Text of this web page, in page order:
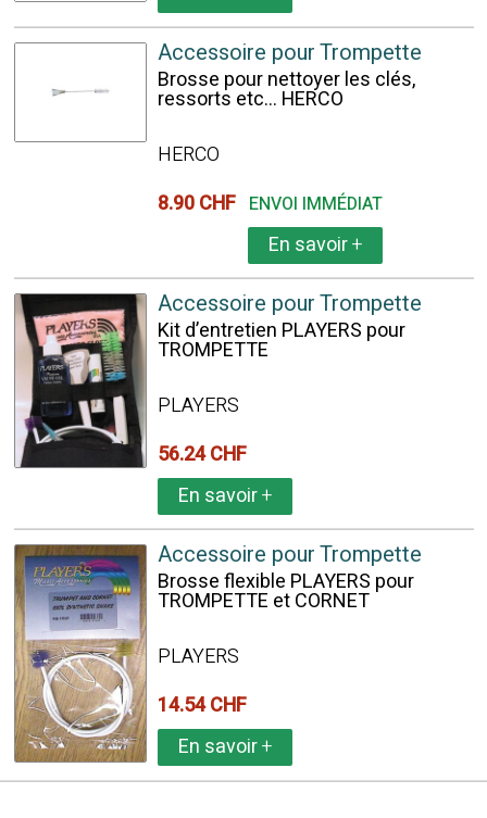
Accessoire pour Trompette
Brosse pour nettoyer les clés,
ressorts etc... HERCO
HERCO
8.90 CHF ENVOI IMMÉDIAT
En savoir+
Accessoire pour Trompette
Kit d’entretien PLAYERS pour
TROMPETTE
PLAYERS
56.24 CHF
En savoir+
Accessoire pour Trompette
Brosse flexible PLAYERS pour
TROMPETTE et CORNET
PLAYERS
14.54 CHF
En savoir+